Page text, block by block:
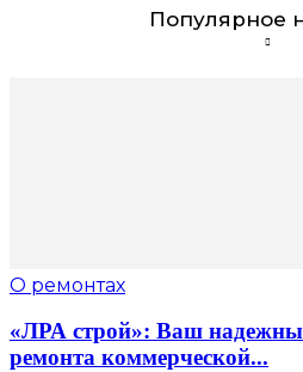
Популярное
О ремонтах
«ЛРА строй»: Ваш
ремонта коммерческой...